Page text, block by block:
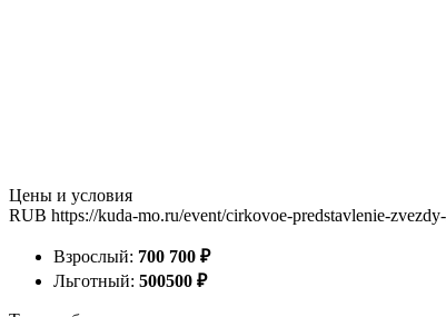
Цены и условия
RUB https://kuda-mo.ru/event/cirkovoe-predstavlenie-
Взрослый: 700 700 ₽
Льготный: 500500 ₽